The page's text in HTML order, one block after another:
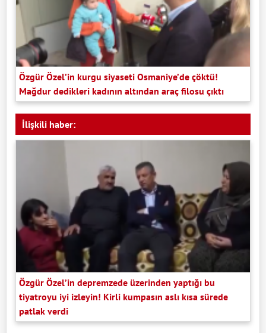
Özgür Özel’in kurgu siyaseti Osmaniye’de çöktü!
Mağdur dedikleri kadının altından araç filosu çıktı
İlişkili haber:
Özgür Özel’in depremzede üzerinden yaptığı bu
tiyatroyu iyi izleyin! Kirli kumpasın aslı kısa sürede
patlak verdi